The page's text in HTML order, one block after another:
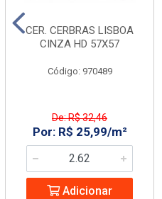
CER. CERBRAS LISBOA
CINZA HD 57X57
Código: 970489
De: R$ 32,46
Por: R$ 25,99/m²
Adicionar